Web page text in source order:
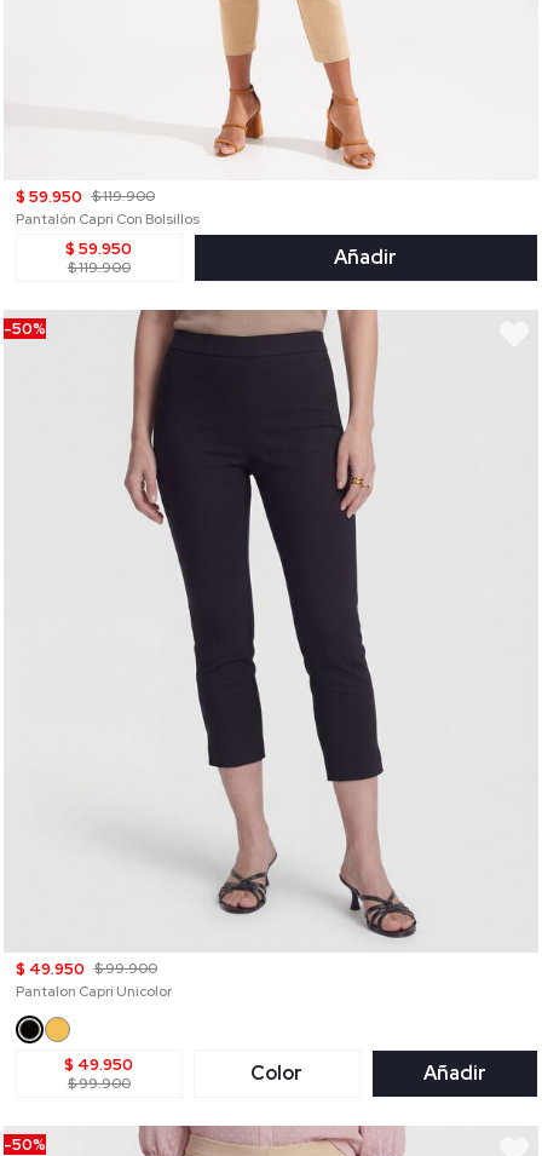
$ 59.950 $ 119.900
Pantalón Capri Con Bolsillos
$ 59.950
$ 119.900 Añadir
-50%
$ 49.950 $ 99.900
Pantalon Capri Unicolor
$ 49.950
$ 99.900 Color Añadir
-50%